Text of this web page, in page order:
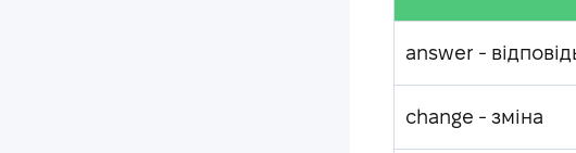
answer -
change - зміна